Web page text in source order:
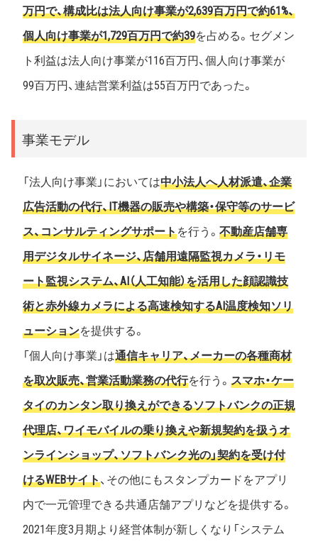
万円で、構成比は法人向け事業が2,639百万円で約61%、
個人向け事業が1,729百万円で約39を占める。セグメン
ト利益は法人向け事業が116百万円、個人向け事業が
99百万円、連結営業利益は55百万円であった。
事業モデル
「法人向け事業」においては中小法人へ人材派遣、企業
広告活動の代行、IT機器の販売や構築・保守等のサービ
ス、コンサルティングサポートを行う。 不動産店舗専
用デジタルサイネージ、店舗用遠隔監視カメラ・リモ
ート監視システム、AI（人工知能）を活用した顔認識技
術と赤外線カメラによる高速検知するAI温度検知ソリ
ューションを提供する。
「個人向け事業」は通信キャリア、メーカーの各種商材
を取次販売、営業活動業務の代行を行う。 スマホ・ケー
タイのカンタン取り換えができるソフトバンクの正規
代理店、ワイモバイルの乗り換えや新規契約を扱うオ
ンラインショップ、ソフトバンク光の」契約を受け付
けるWEBサイト、その他にもスタンプカードをアプリ
内で一元管理できる共通店舗アプリなどを提供する。
2021年度3月期より経営体制が新しくなり「システム